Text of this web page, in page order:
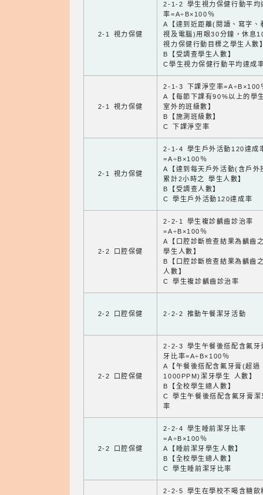
2-1 視力保健
2-1-2 學生視力保健行動平均
率=A÷B×100％
A【達到近距離(閱讀、寫字、
視及電腦)用眼30分鐘，休息
視力保健行動目標之學生人數
B【受調查學生人數】
C學生視力保健行動平均達成
2-1 視力保健
2-1-3 下課淨空率=A÷B×100
A【每節下課有90%以上的學
室外的班級數】
B【施測班級數】
C 下課淨空率
2-1 視力保健
2-1-4 學生戶外活動120達成
=A÷B×100％
A【達到每天戶外活動(含戶外
累計2小時之 學生人數】
B【受調查人數】
C 學生戶外活動120達成率
2-2 口腔保健
2-2-1 學生複診齲齒診治率
=A÷B×100％
A【口腔診斷檢查結果為齲齒
學生人數】
B【口腔診斷檢查結果為齲齒
人數】
C 學生複診齲齒診治率
2-2 口腔保健 2-2-2 推動午餐潔牙活動
2-2 口腔保健
2-2-3 學生午餐後搭配含氟牙
牙比率=A÷B×100％
A【午餐後搭配含氟牙膏(超過
1000PPM)潔牙學生 人數】
B【全校學生總人數】
C 學生午餐後搭配含氟牙膏潔
率
2-2 口腔保健
2-2-4 學生睡前潔牙比率
=A÷B×100％
A【睡前潔牙學生人數】
B【全校學生總人數】
C 學生睡前潔牙比率
2-2-5 學生在學校不喝含糖飲